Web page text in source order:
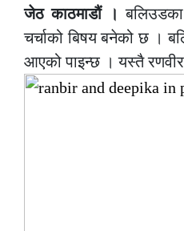
जेठ काठमाडौं ।
चर्चाको बिषय बनेको छ ।
आएको पाइन्छ । यस्तै